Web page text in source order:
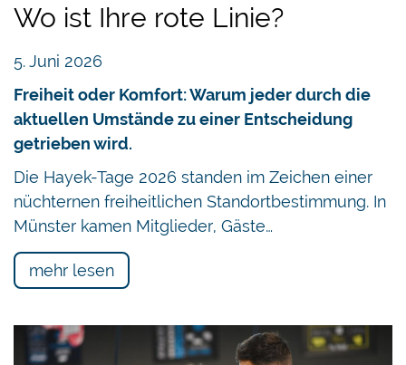
Wo ist Ihre rote Linie?
5. Juni 2026
Freiheit oder Komfort: Warum jeder durch die
aktuellen Umstände zu einer Entscheidung
getrieben wird.
Die Hayek-Tage 2026 standen im Zeichen einer
nüchternen freiheitlichen Standortbestimmung. In
Münster kamen Mitglieder, Gäste…
mehr lesen